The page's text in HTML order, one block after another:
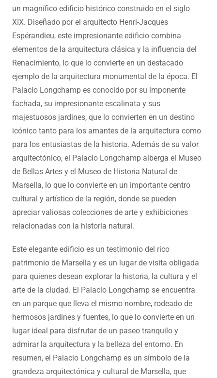
un magnífico edificio histórico construido en el siglo
XIX. Diseñado por el arquitecto Henri-Jacques
Espérandieu, este impresionante edificio combina
elementos de la arquitectura clásica y la influencia del
Renacimiento, lo que lo convierte en un destacado
ejemplo de la arquitectura monumental de la época. El
Palacio Longchamp es conocido por su imponente
fachada, su impresionante escalinata y sus
majestuosos jardines, que lo convierten en un destino
icónico tanto para los amantes de la arquitectura como
para los entusiastas de la historia. Además de su valor
arquitectónico, el Palacio Longchamp alberga el Museo
de Bellas Artes y el Museo de Historia Natural de
Marsella, lo que lo convierte en un importante centro
cultural y artístico de la región, donde se pueden
apreciar valiosas colecciones de arte y exhibiciones
relacionadas con la historia natural.
Este elegante edificio es un testimonio del rico
patrimonio de Marsella y es un lugar de visita obligada
para quienes desean explorar la historia, la cultura y el
arte de la ciudad. El Palacio Longchamp se encuentra
en un parque que lleva el mismo nombre, rodeado de
hermosos jardines y fuentes, lo que lo convierte en un
lugar ideal para disfrutar de un paseo tranquilo y
admirar la arquitectura y la belleza del entorno. En
resumen, el Palacio Longchamp es un símbolo de la
grandeza arquitectónica y cultural de Marsella, que